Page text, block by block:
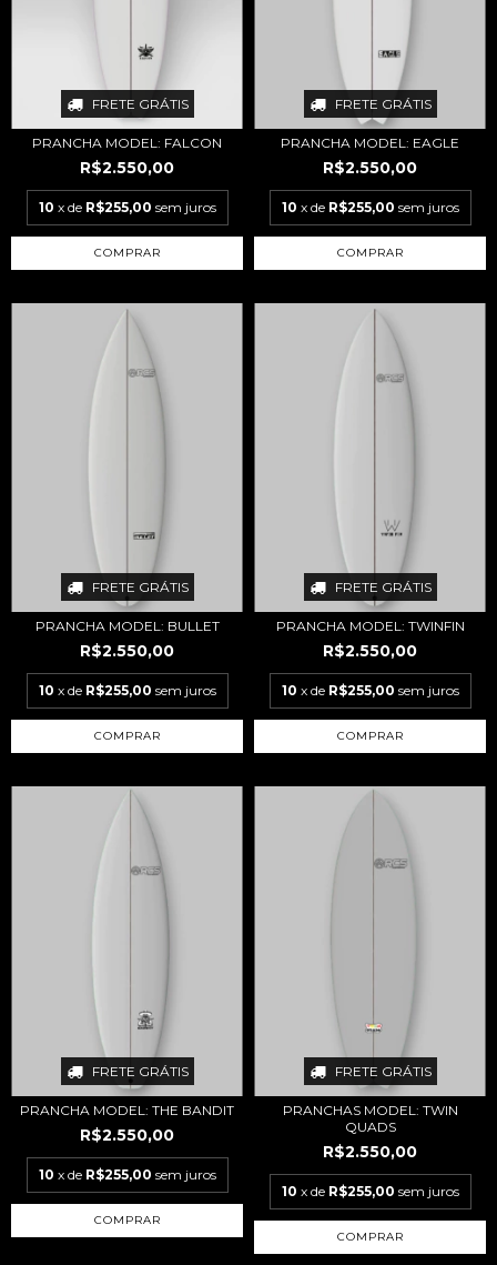
FRETE GRÁTIS
PRANCHA MODEL: FALCON
R$2.550,00
10 x de R$255,00 sem juros
COMPRAR
FRETE GRÁTIS
PRANCHA MODEL: EAGLE
R$2.550,00
10 x de R$255,00 sem juros
COMPRAR
FRETE GRÁTIS
PRANCHA MODEL: BULLET
R$2.550,00
10 x de R$255,00 sem juros
COMPRAR
FRETE GRÁTIS
PRANCHA MODEL: TWINFIN
R$2.550,00
10 x de R$255,00 sem juros
COMPRAR
FRETE GRÁTIS
PRANCHA MODEL: THE BANDIT
R$2.550,00
10 x de R$255,00 sem juros
COMPRAR
FRETE GRÁTIS
PRANCHAS MODEL: TWIN
QUADS
R$2.550,00
10 x de R$255,00 sem juros
COMPRAR